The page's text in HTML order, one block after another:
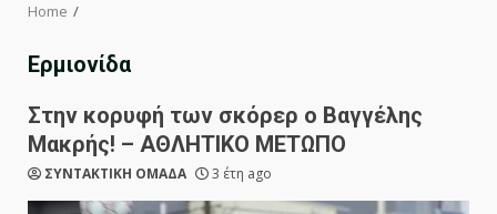
Home
Ερμιονίδα
Στην κορυφή των σκόρερ ο Βαγγέλης
Μακρής! – ΑΘΛΗΤΙΚΟ ΜΕΤΩΠΟ
ΣΥΝΤΑΚΤΙΚΗ ΟΜΑΔΑ 3 έτη ago